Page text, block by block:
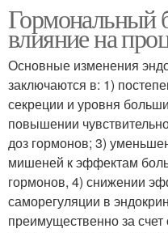
Гормональный
влияние на
Основные изменения
заключаются в: 1)
секреции и уровня
повышении
доз гормонов; 3)
мишеней к эффектам
гормонов, 4) снижении
саморегуляции в
преимущественно за